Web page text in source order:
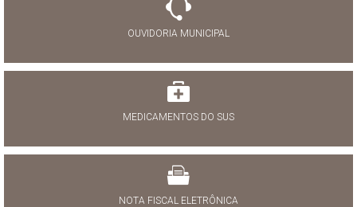
OUVIDORIA MUNICIPAL
MEDICAMENTOS DO SUS
NOTA FISCAL ELETRÔNICA